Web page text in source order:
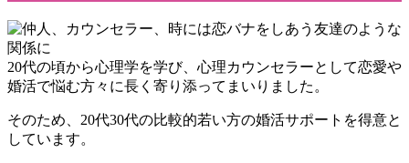
20代の頃から心理学を学び、心理カウンセラーとして恋愛や
婚活で悩む方々に長く寄り添ってまいりました。
そのため、20代30代の比較的若い方の婚活サポートを得意と
しています。